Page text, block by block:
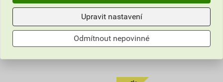
ks
Do košíku
459,00 Kč celkem s DPH
ks
Do košíku
553,94 Kč celkem s DPH
Upravit nastavení
Odmítnout nepovinné